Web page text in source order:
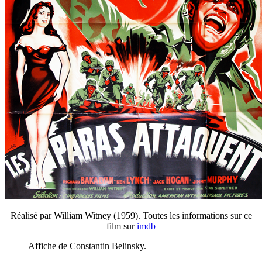
Réalisé par William Witney (1959). Toutes les informations sur ce
film surimdb
Affiche de Constantin Belinsky.